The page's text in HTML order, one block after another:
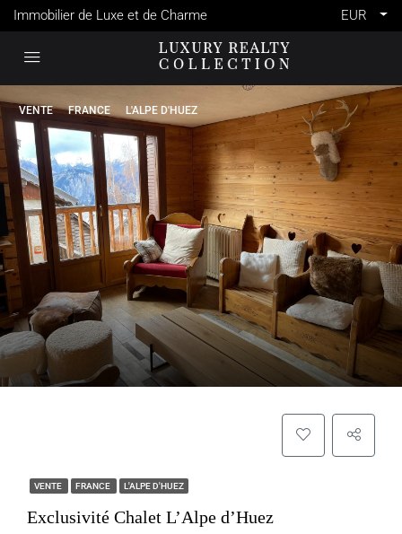
Immobilier de Luxe et de Charme EUR
VENTE FRANCE L'ALPE D'HUEZ
VENTE FRANCE L'ALPE D'HUEZ
Exclusivité Chalet L’Alpe d’Huez